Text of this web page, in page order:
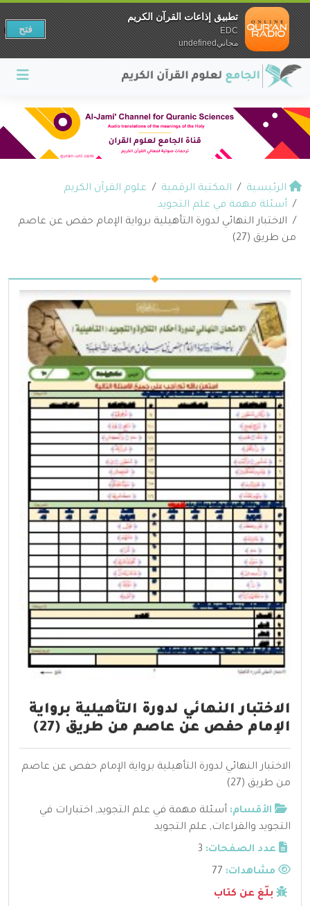
الرئيسية المكتبة الرقمية
علوم القرآن الكريم
أسئلة مهمة في علم التجويد
الاختبار النهائي لدورة التأهيلية برواية الإمام حفص عن عاصم
من طريق (27)
الاختبار النهائي لدورة التأهيلية برواية
الإمام حفص عن عاصم من طريق (27)
الاختبار النهائي لدورة التأهيلية برواية الإمام حفص عن عاصم
من طريق (27)
الأقسام: أسئلة مهمة في علم التجويد, اختبارات في
التجويد والقراءات, علم التجويد
عدد الصفحات: 3
مشاهدات:
بلّغ عن كتاب
تطبيق إذاعات القرآن الكريم
EDC
مجانيundefined
فتح